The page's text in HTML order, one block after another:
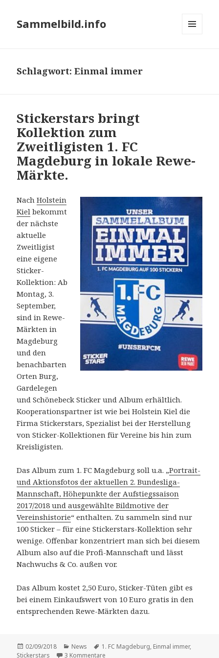
Sammelbild.info
Schlagwort:Einmal immer
Stickerstars bringt
Kollektion zum
Zweitligisten 1. FC
Magdeburg in lokale Rewe-
Märkte.
NachHolstein
Kiel bekommt
der nächste
aktuelle
Zweitligist
eine eigene
Sticker-
Kollektion: Ab
Montag, 3.
September,
sind in Rewe-
Märkten in
Magdeburg
und den
benachbarten
Orten Burg,
Gardelegen
und Schönebeck Sticker und Album erhältlich.
Kooperationspartner ist wie bei Holstein Kiel die
Firma Stickerstars, Spezialist bei der Herstellung
von Sticker-Kollektionen für Vereine bis hin zum
Kreisligisten.
Das Album zum 1. FC Magdeburg soll u.a. „Portrait-
und Aktionsfotos der aktuellen 2. Bundesliga-
Mannschaft, Höhepunkte der Aufstiegssaison
2017/2018 und ausgewählte Bildmotive der
Vereinshistorie“ enthalten. Zu sammeln sind nur
100 Sticker – für eine Stickerstars-Kollektion sehr
wenige. Offenbar konzentriert man sich bei diesem
Album also auf die Profi-Mannschaft und lässt
Nachwuchs & Co. außen vor.
Das Album kostet 2,50 Euro, Sticker-Tüten gibt es
bei einem Einkaufswert von 10 Euro gratis in den
entsprechenden Rewe-Märkten dazu.
Veröffentlicht
am
02/09/2018 Kategorien
News Schlagwörter
1. FC Magdeburg, Einmal immer,
Stickerstars
3 Kommentare